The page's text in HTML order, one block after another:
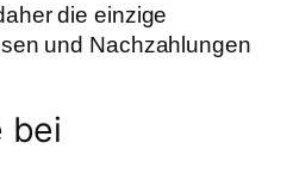
die einzige
und Nachzahlungen
bei